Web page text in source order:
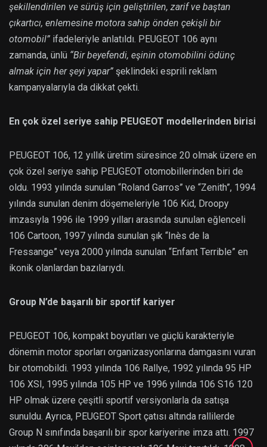
şekillendirilen ve sürüş için geliştirilen, zarif ve baştan
çıkartıcı, enlemesine motora sahip önden çekişli bir
otomobil” ifadeleriyle anlatıldı. PEUGEOT 106 aynı
zamanda, ünlü “Bir beyefendi, eşinin otomobilini ödünç
almak için her şeyi yapar” şeklindeki esprili reklam
kampanyalarıyla da dikkat çekti.
En çok özel seriye sahip PEUGEOT modellerinden birisi
PEUGEOT 106, 12 yıllık üretim süresince 20 olmak üzere en
çok özel seriye sahip PEUGEOT otomobillerinden biri de
oldu. 1993 yılında sunulan “Roland Garros” ve “Zenith”, 1994
yılında sunulan denim döşemeleriyle 106 Kid, Droopy
imzasıyla 1996 ile 1999 yılları arasında sunulan eğlenceli
106 Cartoon, 1997 yılında sunulan şık “Inès de la
Fressange” veya 2000 yılında sunulan “Enfant Terrible” en
ikonik olanlardan bazılarıydı.
Group N’de başarılı bir sportif kariyer
PEUGEOT 106, kompakt boyutları ve güçlü karakteriyle
dönemin motor sporları organizasyonlarına damgasını vuran
bir otomobildi. 1993 yılında 106 Rallye, 1992 yılında 95 HP
106 XSI, 1995 yılında 105 HP ve 1996 yılında 106 S16 120
HP olmak üzere çeşitli sportif versiyonlarla da satışa
sunuldu. Ayrıca, PEUGEOT Sport çatısı altında rallilerde
Group N sınıfında başarılı bir spor kariyerine imza attı. 1997